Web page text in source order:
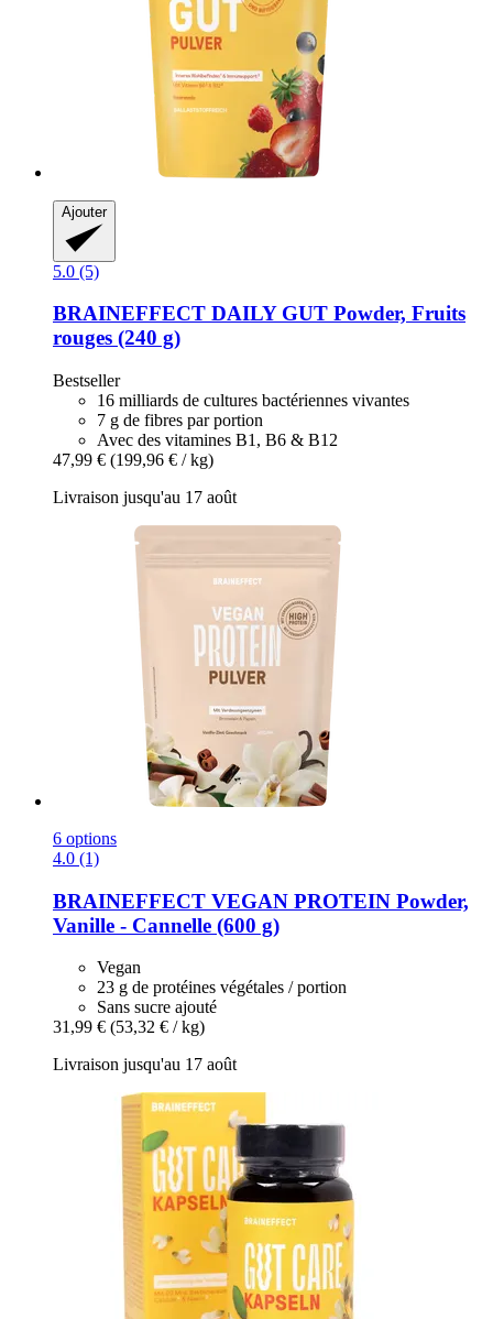
Ajouter
5.0 (5)
BRAINEFFECT DAILY GUT Powder, Fruits
rouges (240 g)
Bestseller
16 milliards de cultures bactériennes vivantes
7 g de fibres par portion
Avec des vitamines B1, B6 & B12
47,99 € (199,96 € / kg)
Livraison jusqu'au 17 août
6 options
4.0 (1)
BRAINEFFECT VEGAN PROTEIN Powder,
Vanille -​ Cannelle (600 g)
Vegan
23 g de protéines végétales / portion
Sans sucre ajouté
31,99 € (53,32 € / kg)
Livraison jusqu'au 17 août